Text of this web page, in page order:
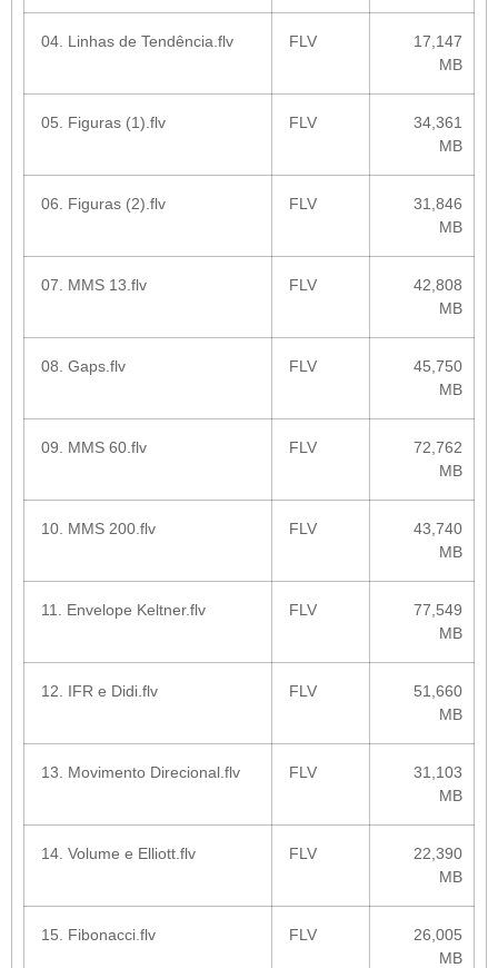
04. Linhas de Tendência.flv FLV
17,147
MB
05. Figuras (1).flv FLV
34,361
MB
06. Figuras (2).flv FLV
31,846
MB
07. MMS 13.flv FLV
42,808
MB
08. Gaps.flv FLV
45,750
MB
09. MMS 60.flv FLV
72,762
MB
10. MMS 200.flv FLV
43,740
MB
11. Envelope Keltner.flv FLV
77,549
MB
12. IFR e Didi.flv FLV
51,660
MB
13. Movimento Direcional.flv FLV
31,103
MB
14. Volume e Elliott.flv FLV
22,390
MB
15. Fibonacci.flv FLV
26,005
MB